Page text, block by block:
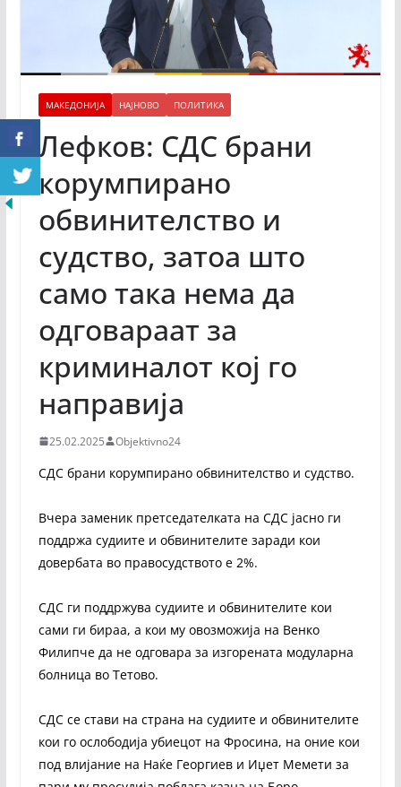
МАКЕДОНИЈА НАЈНОВО ПОЛИТИКА
Лефков: СДС брани
корумпирано
обвинителство и
судство, затоа што
само така нема да
одговараат за
криминалот кој го
направија
25.02.2025 Objektivno24
СДС брани корумпирано обвинителство и судство.
Вчера заменик претседателката на СДС јасно ги
поддржа судиите и обвинителите заради кои
довербата во правосудството е 2%.
СДС ги поддржува судиите и обвинителите кои
сами ги бираа, а кои му овозможија на Венко
Филипче да не одговара за изгорената модуларна
болница во Тетово.
СДС се стави на страна на судиите и обвинителите
кои го ослободија убиецот на Фросина, на оние кои
под влијание на Наќе Георгиев и Иџет Мемети за